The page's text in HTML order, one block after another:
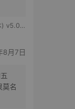
8月7日
莫名